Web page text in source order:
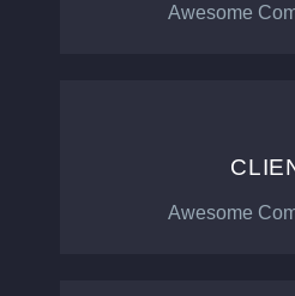
Awesome
Awesome